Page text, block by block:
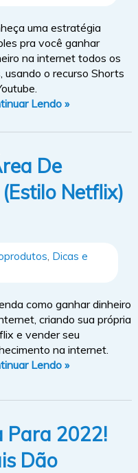
uma estratégia
pra você ganhar
na internet todos os
usando o recurso Shorts
Lendo »
De
Netflix)
Dicas e
como ganhar dinheiro
criando sua própria
e vender seu
na internet.
Lendo »
Para 2022!
Dão